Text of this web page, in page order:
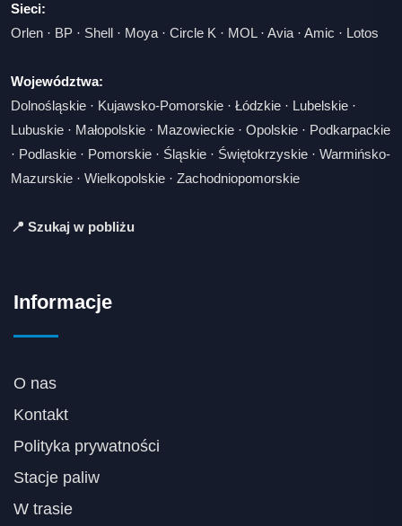
Sieci:
Orlen · BP · Shell · Moya· Circle K · MOL· Avia· Amic · Lotos
Województwa:
Dolnośląskie · Kujawsko-Pomorskie · Łódzkie · Lubelskie ·
Lubuskie · Małopolskie · Mazowieckie · Opolskie · Podkarpackie
· Podlaskie · Pomorskie · Śląskie · Świętokrzyskie · Warmińsko-
Mazurskie · Wielkopolskie · Zachodniopomorskie
📍 Szukaj w pobliżu
Informacje
O nas
Kontakt
Polityka prywatności
Stacje paliw
W trasie